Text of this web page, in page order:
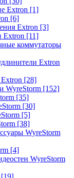
Extron [1]
[6]
Extron [3]
Extron [11]
коммутаторы
Extron
[28]
WyreStorm [152]
[35]
[30]
[5]
[38]
WyreStorm
[4]
WyreStorm
[19]